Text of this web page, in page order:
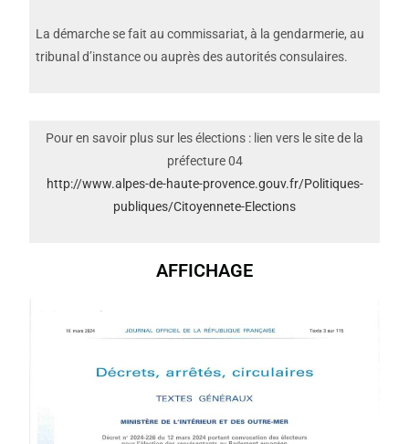
La démarche se fait au commissariat, à la gendarmerie, au
tribunal d’instance ou auprès des autorités consulaires.
Pour en savoir plus sur les élections : lien vers le site de la
préfecture 04
http://www.alpes-de-haute-provence.gouv.fr/Politiques-
publiques/Citoyennete-Elections
AFFICHAGE